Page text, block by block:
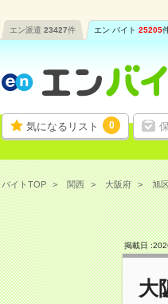
エン派遣 23427件 エン バイト 25205
気になるリスト 0
バイトTOP 関西 大阪府 旭
掲載日 :
大